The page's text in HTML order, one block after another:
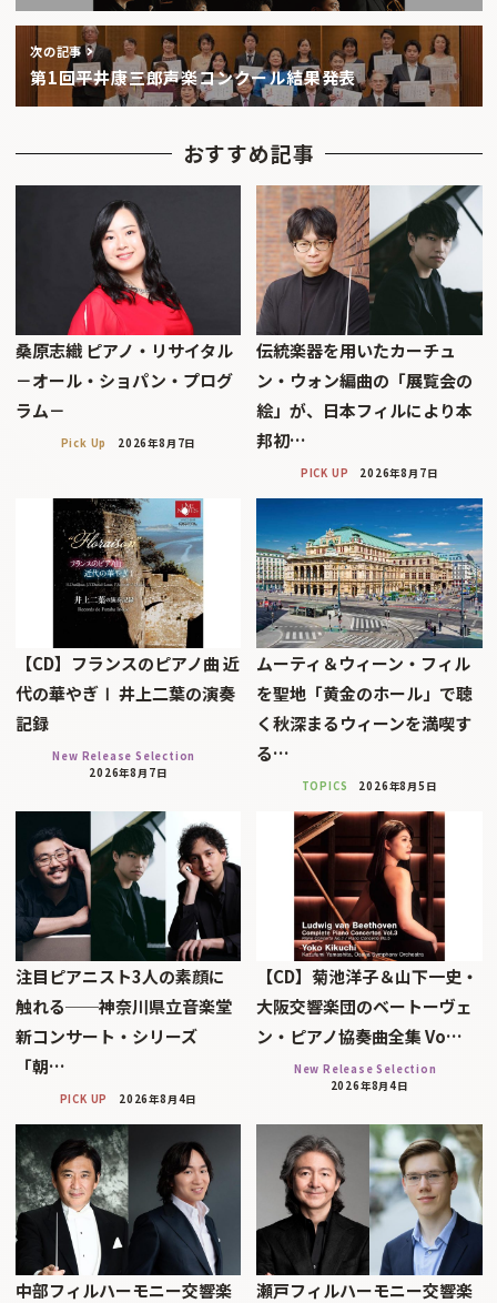
次の記事
第1回平井康三郎声楽コンクール結果発表
おすすめ記事
桑原志織 ピアノ・リサイタル
－オール・ショパン・プログ
ラム－
Pick Up 2026年8月7日
伝統楽器を用いたカーチュ
ン・ウォン編曲の「展覧会の
絵」が、日本フィルにより本
邦初…
PICK UP 2026年8月7日
【CD】フランスのピアノ曲 近
代の華やぎⅠ 井上二葉の演奏
記録
New Release Selection
2026年8月7日
ムーティ＆ウィーン・フィル
を聖地「黄金のホール」で聴
く秋深まるウィーンを満喫す
る…
TOPICS 2026年8月5日
注目ピアニスト3人の素顔に
触れる──神奈川県立音楽堂
新コンサート・シリーズ
「朝…
PICK UP 2026年8月4日
【CD】菊池洋子＆山下一史・
大阪交響楽団のベートーヴェ
ン・ピアノ協奏曲全集 Vo…
New Release Selection
2026年8月4日
中部フィルハーモニー交響楽
瀬戸フィルハーモニー交響楽